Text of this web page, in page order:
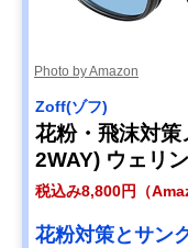
Photo by Amazon
Zoff(ゾフ)
花粉・飛沫対
2WAY) ウェリ
税込み8,800円（
花粉対策とサン